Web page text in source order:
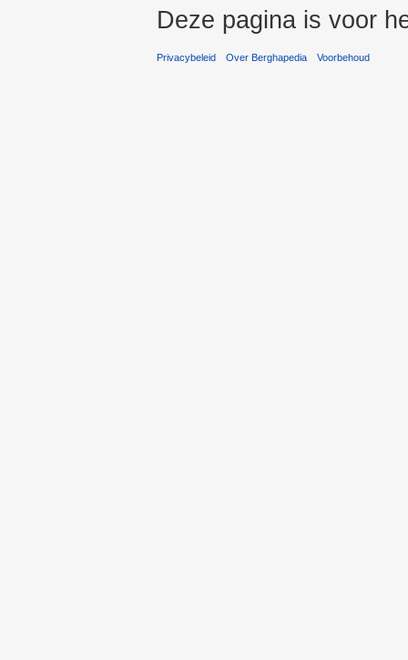
Deze pagina is voor
Privacybeleid Over Berghapedia Voorbehoud